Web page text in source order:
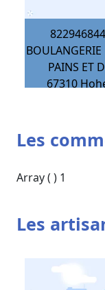
BOULANGERIE
PAINS ET
67310
Les
Array ( ) 1
Les